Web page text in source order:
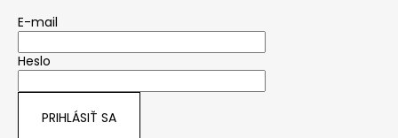
E-mail
Heslo
PRIHLÁSIŤ SA